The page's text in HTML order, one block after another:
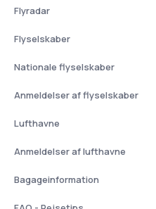
Flyradar
Flyselskaber
Nationale flyselskaber
Anmeldelser af flyselskaber
Lufthavne
Anmeldelser af lufthavne
Bagageinformation